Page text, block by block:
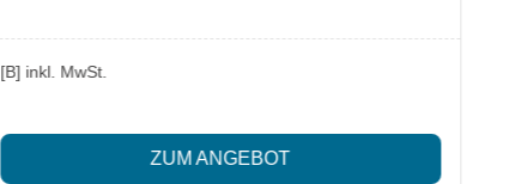
[B] inkl. MwSt.
ZUM ANGEBOT